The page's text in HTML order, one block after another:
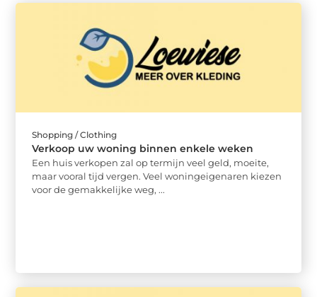
Shopping / Clothing
Verkoop uw woning binnen enkele weken
Een huis verkopen zal op termijn veel geld, moeite,
maar vooral tijd vergen. Veel woningeigenaren kiezen
voor de gemakkelijke weg, ...